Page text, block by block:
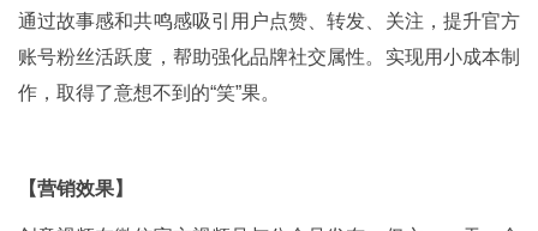
通过故事感和共鸣感吸引用户点赞、转发、关注，提升官方
账号粉丝活跃度，帮助强化品牌社交属性。实现用小成本制
作，取得了意想不到的“笑”果。
【营销效果】